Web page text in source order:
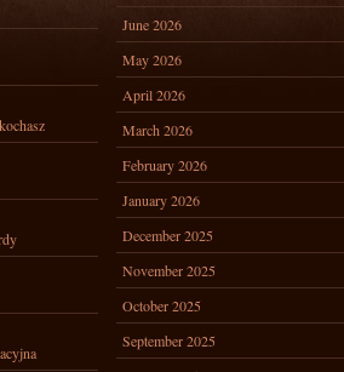
June 2026
May 2026
April 2026
March 2026
February 2026
January 2026
December 2025
November 2025
October 2025
September 2025